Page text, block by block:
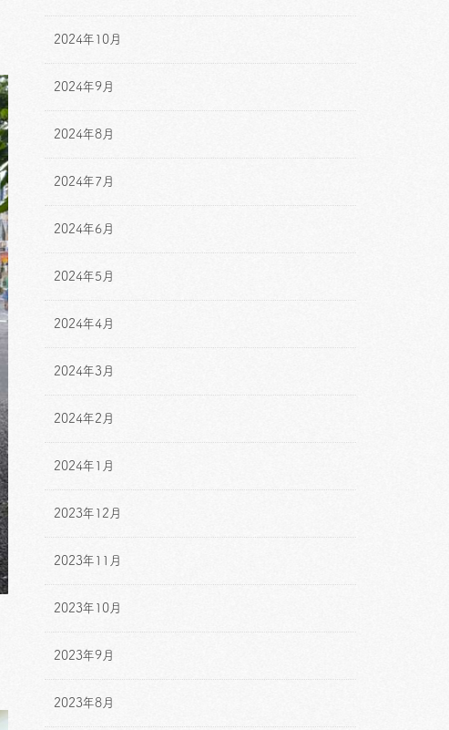
2024年10月
2024年9月
2024年8月
2024年7月
2024年6月
2024年5月
2024年4月
2024年3月
2024年2月
2024年1月
2023年12月
2023年11月
2023年10月
2023年9月
2023年8月